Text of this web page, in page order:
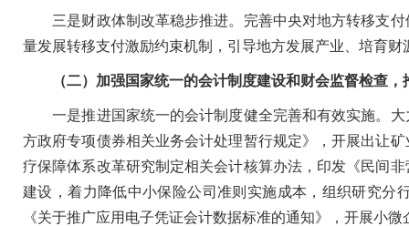
三是财政体制改革稳步推进。完善中央对地方转移支付
量发展转移支付激励约束机制，引导地方发展产业、培育
（二）加强国家统一的会计制度建设和财会监督检查
一是推进国家统一的会计制度健全完善和有效实施。大
方政府专项债券相关业务会计处理暂行规定》，开展出让
疗保障体系改革研究制定相关会计核算办法，印发《民间
建设，着力降低中小保险公司准则实施成本，组织研究分
《关于推广应用电子凭证会计数据标准的通知》，开展小